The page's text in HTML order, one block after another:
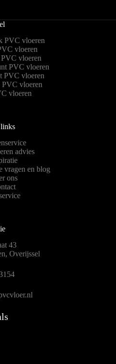
PVC vloeren
vloeren
vloeren
PVC vloeren
PVC vloeren
PVC vloeren
vloeren
advies
vragen en blog
ons
43
Overijssel